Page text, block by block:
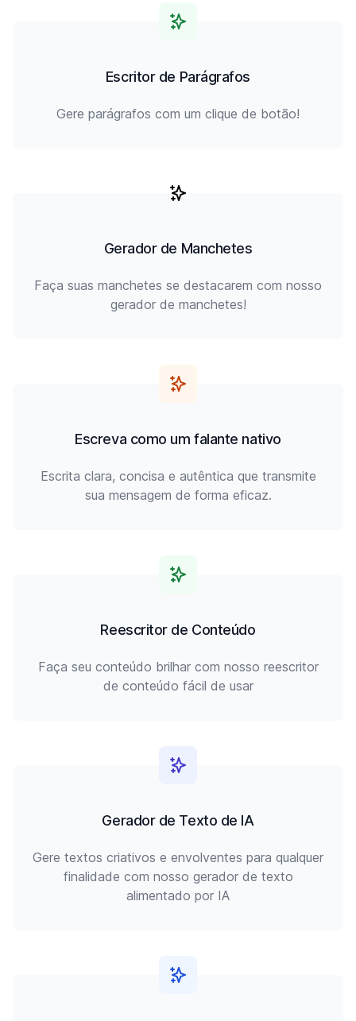
Escritor de Parágrafos
Gere parágrafos com um clique de botão!
Gerador de Manchetes
Faça suas manchetes se destacarem com nosso
gerador de manchetes!
Escreva como um falante nativo
Escrita clara, concisa e autêntica que transmite
sua mensagem de forma eficaz.
Reescritor de Conteúdo
Faça seu conteúdo brilhar com nosso reescritor
de conteúdo fácil de usar
Gerador de Texto de IA
Gere textos criativos e envolventes para qualquer
finalidade com nosso gerador de texto
alimentado por IA